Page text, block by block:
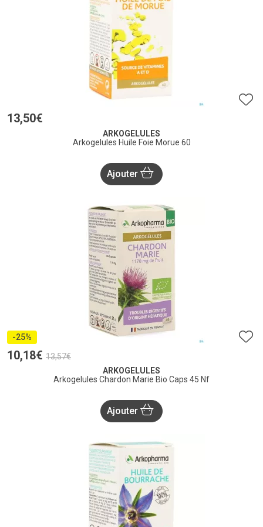
13,50€
ARKOGELULES
Arkogelules Huile Foie Morue 60
Ajouter
-25%
10,18€ 13,57€
ARKOGELULES
Arkogelules Chardon Marie Bio Caps 45 Nf
Ajouter